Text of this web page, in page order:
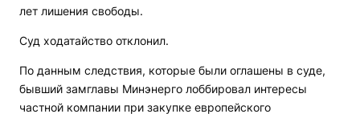
лет лишения свободы.
Суд ходатайство отклонил.
По данным следствия, которые были оглашены в суде,
бывший замглавы Минэнерго лоббировал интересы
частной компании при закупке европейского